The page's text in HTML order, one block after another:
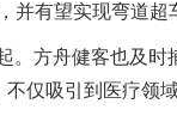
有望实现弯道超
方舟健客也及时
仅吸引到医疗领